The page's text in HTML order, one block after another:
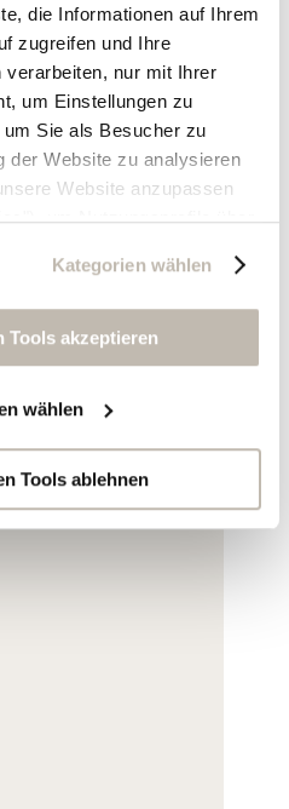
die Informationen auf Ihrem
zugreifen und Ihre
verarbeiten, nur mit Ihrer
um Einstellungen zu
Sie als Besucher zu
der Website zu analysieren
Website anzupassen
um Nutzungsprofile über
Werbung auszuliefern,
wiederzuerkennen und um
sowie um unsere
("Marketing").
geteilt, die wir in
auflisten oder wenn
klicken.
Kategorien wählen
Tools akzeptieren
wählen
Tools ablehnen